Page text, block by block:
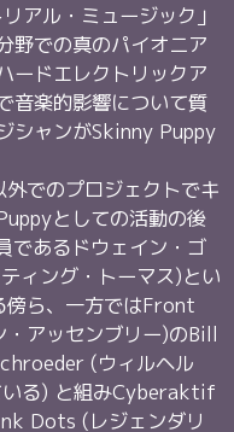
アル・ミュージック」
野での真のパイオニア
ードエレクトリックア
音楽的影響について質
シャンがSkinny Puppy
でのプロジェクトでキ
としての活動の後
であるドウェイン・ゴ
ィング・トーマス)とい
傍ら、一方ではFront
アッセンブリー)のBill
(ウィルヘル
いる) と組みCyberaktif
Dots (レジェンダリ